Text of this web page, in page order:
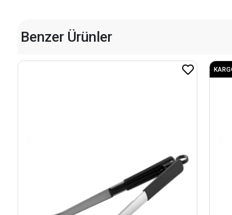
Benzer Ürünler